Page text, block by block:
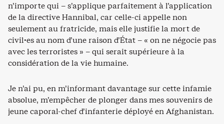
n’importe qui – s’applique parfaitement à l’application
de la directive Hannibal, car celle-ci appelle non
seulement au fratricide, mais elle justifie la mort de
civil·es au nom d’une raison d’État – « on ne négocie pas
avec les terroristes » – qui serait supérieure à la
considération de la vie humaine.
Je n’ai pu, en m’informant davantage sur cette infamie
absolue, m’empêcher de plonger dans mes souvenirs de
jeune caporal-chef d’infanterie déployé en Afghanistan.